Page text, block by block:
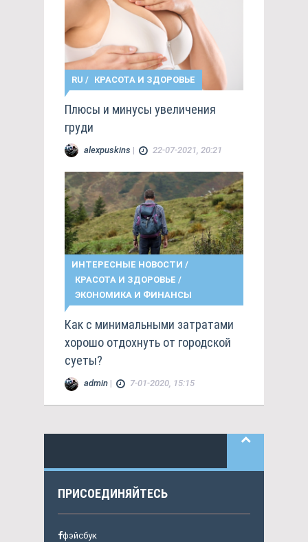
RU / КРАСОТА И ЗДОРОВЬЕ
Плюсы и минусы увеличения
груди
alexpuskins | 22-07-2021, 20:21
ИНТЕРЕСНЫЕ НОВОСТИ /
КРАСОТА И ЗДОРОВЬЕ /
ЭКОНОМИКА И ФИНАНСЫ
Как с минимальными затратами
хорошо отдохнуть от городской
суеты?
admin | 7-01-2020, 15:15
ПРИСОЕДИНЯЙТЕСЬ
фэйсбук